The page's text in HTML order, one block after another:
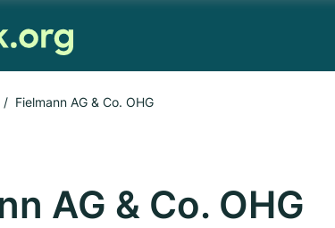
Fielmann AG & Co. OHG
AG & Co. OHG